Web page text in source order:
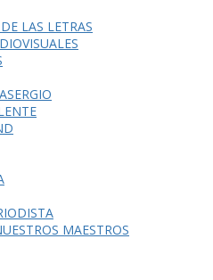
LAS LETRAS
MAESTROS